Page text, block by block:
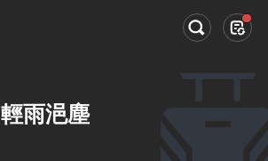
輕雨浥塵